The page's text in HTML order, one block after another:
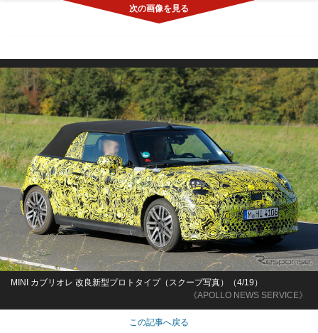
《APOLLO NEWS SERVICE》
MINI カブリオレ 改良新型プロトタイプ（スクープ写真）（4/19）
この記事へ戻る